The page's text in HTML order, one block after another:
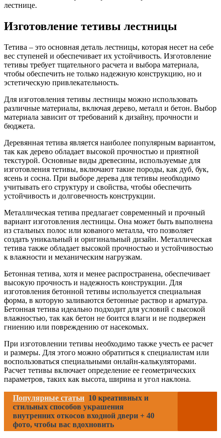
лестнице.
Изготовление тетивы лестницы
Тетива – это основная деталь лестницы, которая несет на себе
вес ступеней и обеспечивает их устойчивость. Изготовление
тетивы требует тщательного расчета и выбора материала,
чтобы обеспечить не только надежную конструкцию, но и
эстетическую привлекательность.
Для изготовления тетивы лестницы можно использовать
различные материалы, включая дерево, металл и бетон. Выбор
материала зависит от требований к дизайну, прочности и
бюджета.
Деревянная тетива является наиболее популярным вариантом,
так как дерево обладает высокой прочностью и приятной
текстурой. Основные виды древесины, используемые для
изготовления тетивы, включают такие породы, как дуб, бук,
ясень и сосна. При выборе дерева для тетивы необходимо
учитывать его структуру и свойства, чтобы обеспечить
устойчивость и долговечность конструкции.
Металлическая тетива предлагает современный и прочный
вариант изготовления лестницы. Она может быть выполнена
из стальных полос или кованого металла, что позволяет
создать уникальный и оригинальный дизайн. Металлическая
тетива также обладает высокой прочностью и устойчивостью
к влажности и механическим нагрузкам.
Бетонная тетива, хотя и менее распространена, обеспечивает
высокую прочность и надежность конструкции. Для
изготовления бетонной тетивы используется специальная
форма, в которую заливаются бетонные раствор и арматура.
Бетонная тетива идеально подходит для условий с высокой
влажностью, так как бетон не боится влаги и не подвержен
гниению или повреждению от насекомых.
При изготовлении тетивы необходимо также учесть ее расчет
и размеры. Для этого можно обратиться к специалистам или
воспользоваться специальными онлайн-калькуляторами.
Расчет тетивы включает определение ее геометрических
параметров, таких как высота, ширина и угол наклона.
Популярные статьи 10 креативных и
стильных способов украшения
внутренних откосов входной двери + 40
фото, чтобы вас вдохновить